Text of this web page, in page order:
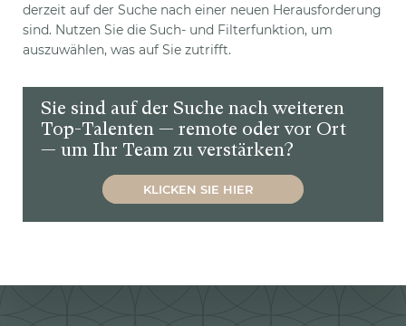
derzeit auf der Suche nach einer neuen Herausforderung
sind. Nutzen Sie die Such- und Filterfunktion, um
auszuwählen, was auf Sie zutrifft.
Sie sind auf der Suche nach weiteren
Top-Talenten — remote oder vor Ort
— um Ihr Team zu verstärken?
KLICKEN SIE HIER